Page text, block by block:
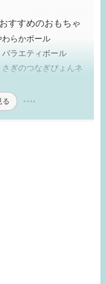
すすめのおもちゃ
わらかボール
バラエティボール
ぎのつなぎぴょんネ
る